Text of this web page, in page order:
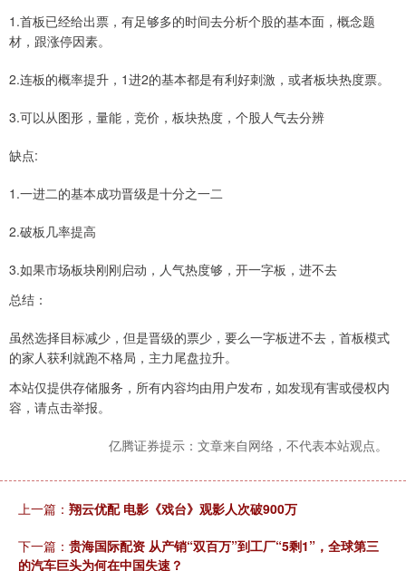
1.首板已经给出票，有足够多的时间去分析个股的基本面，概念题
材，跟涨停因素。
2.连板的概率提升，1进2的基本都是有利好刺激，或者板块热度票。
3.可以从图形，量能，竞价，板块热度，个股人气去分辨
缺点:
1.一进二的基本成功晋级是十分之一二
2.破板几率提高
3.如果市场板块刚刚启动，人气热度够，开一字板，进不去
总结：
虽然选择目标减少，但是晋级的票少，要么一字板进不去，首板模式
的家人获利就跑不格局，主力尾盘拉升。
本站仅提供存储服务，所有内容均由用户发布，如发现有害或侵权内
容，请点击举报。
亿腾证券提示：文章来自网络，不代表本站观点。
上一篇： 翔云优配 电影《戏台》观影人次破900万
下一篇： 贵海国际配资 从产销“双百万”到工厂“5剩1”，全球第三
的汽车巨头为何在中国失速？